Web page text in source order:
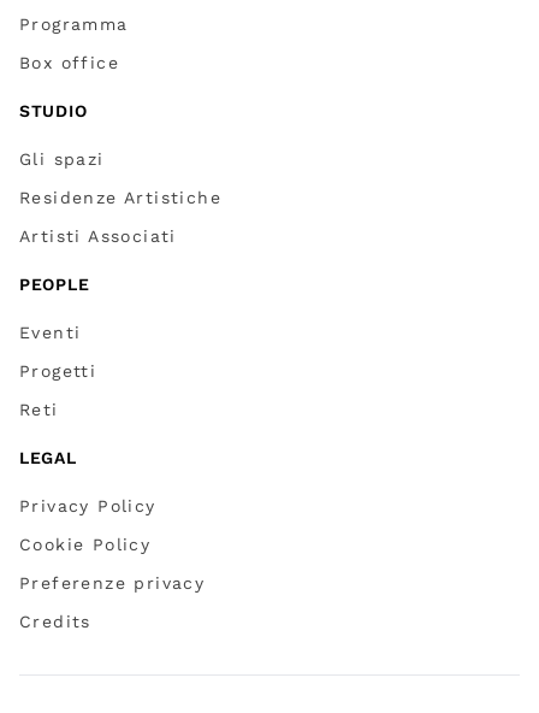
Programma
Box office
STUDIO
Gli spazi
Residenze Artistiche
Artisti Associati
PEOPLE
Eventi
Progetti
Reti
LEGAL
Privacy Policy
Cookie Policy
Preferenze privacy
Credits